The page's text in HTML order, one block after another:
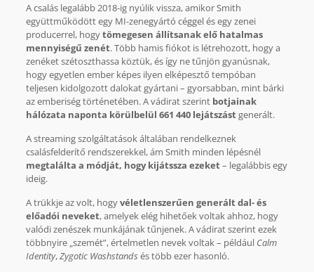
A csalás legalább 2018-ig nyúlik vissza, amikor Smith
együttműködött egy MI-zenegyártó céggel és egy zenei
producerrel, hogytömegesen állítsanak elő hatalmas
mennyiségű zenét. Több hamis fiókot is létrehozott, hogy a
zenéket szétoszthassa köztük, és így ne tűnjön gyanúsnak,
hogy egyetlen ember képes ilyen elképesztő tempóban
teljesen kidolgozott dalokat gyártani – gyorsabban, mint bárki
az emberiség történetében. A vádirat szerint botjainak
hálózata naponta körülbelül 661 440 lejátszástgenerált.
A streaming szolgáltatások általában rendelkeznek
csalásfelderítő rendszerekkel, ám Smith minden lépésnél
megtalálta a módját, hogy kijátssza ezeket– legalábbis egy
ideig.
A trükkje az volt, hogyvéletlenszerűen generált dal- és
előadói neveket, amelyek elég hihetőek voltak ahhoz, hogy
valódi zenészek munkájának tűnjenek. A vádirat szerint ezek
többnyire „szemét”, értelmetlen nevek voltak – például Calm
Identity,Zygotic Washstands és több ezer hasonló.